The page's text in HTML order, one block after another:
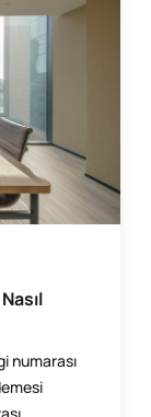
numarası